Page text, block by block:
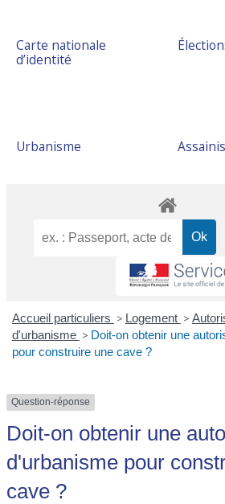
Carte nationale
d’identité
Urbanisme
Accueil particuliers > Logement >
d'urbanisme > Doit-on obtenir une
pour construire une cave ?
Question-réponse
Doit-on obtenir une
d'urbanisme pour
cave ?